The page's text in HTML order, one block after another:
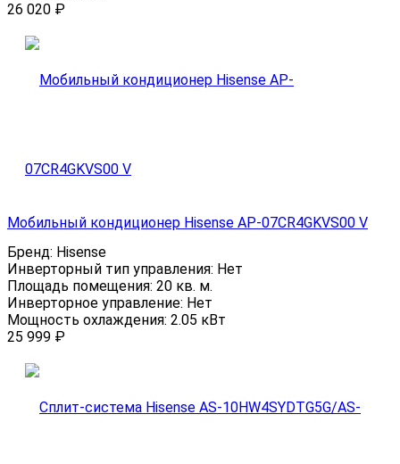
26 020 ₽
Мобильный кондиционер Hisense AP-07CR4GKVS00 V
Бренд: Hisense
Инверторный тип управления: Нет
Площадь помещения: 20 кв. м.
Инверторное управление: Нет
Мощность охлаждения: 2.05 кВт
25 999 ₽